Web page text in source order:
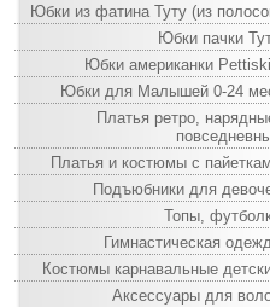
Юбки из фатина Туту (из
Юбки пачки
Юбки американки
Юбки для Малышей 0-24
Платья ретро,
Платья и костюмы с
Подъюбники для
Топы,
Гимнастическая
Костюмы карнавальные
Аксессуары для